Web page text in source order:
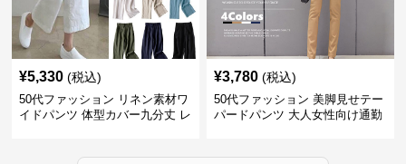
¥5,330 (税込)
50代ファッション リネン素材ワ
イドパンツ 体型カバー九分丈 レ
¥3,780 (税込)
50代ファッション 美脚見せテー
パードパンツ 大人女性向け通勤